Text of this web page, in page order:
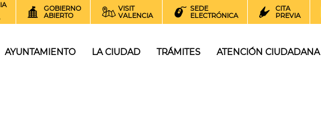
GOBIERNO
ABIERTO
VISIT
VALENCIA
SEDE
ELECTRÓNICA
CITA
PREVIA
AYUNTAMIENTO LA CIUDAD TRÁMITES ATENCIÓN CIUDADANA